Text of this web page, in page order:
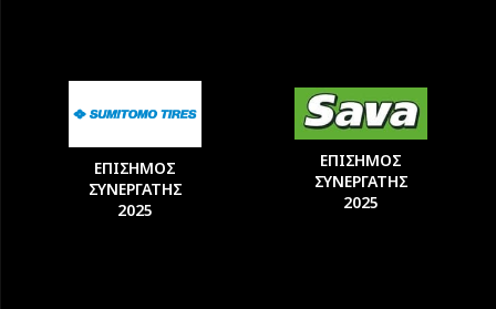
ΕΠΙΣΗΜΟΣ
ΣΥΝΕΡΓΑΤΗΣ
2025
ΕΠΙΣΗΜΟΣ
ΣΥΝΕΡΓΑΤΗΣ
2025